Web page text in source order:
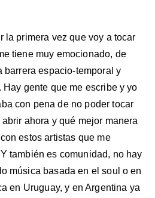
la primera vez que voy a tocar
tiene muy emocionado, de
barrera espacio-temporal y
gente que me escribe y yo
con pena de no poder tocar
ahora y qué mejor manera
estos artistas que me
también es comunidad, no hay
música basada en el soul o en
en Uruguay, y en Argentina ya